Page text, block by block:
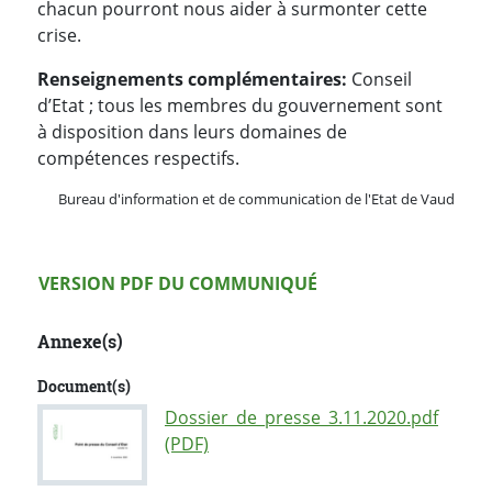
chacun pourront nous aider à surmonter cette
crise.
Renseignements complémentaires: Conseil
d’Etat ; tous les membres du gouvernement sont
à disposition dans leurs domaines de
compétences respectifs.
Bureau d'information et de communication de l'Etat de Vaud
Version PDF
VERSION PDF DU COMMUNIQUÉ
Annexe(s)
Document(s)
Dossier_de_presse_3.11.2020.pdf
(PDF)